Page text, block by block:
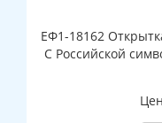
ЕФ1-18162
С Российской